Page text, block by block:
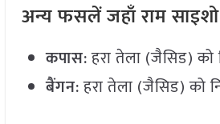
अन्यफसलेंजहाँ राम
कपास: हरा तेला (जैसिड) को
बैंगन: हरा तेला (जैसिड) को